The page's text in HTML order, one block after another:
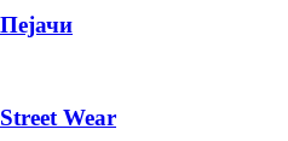
ПЛАТИ ПРИ ДОСТАВА ВО КЕШ
Пејачи
Street Wear